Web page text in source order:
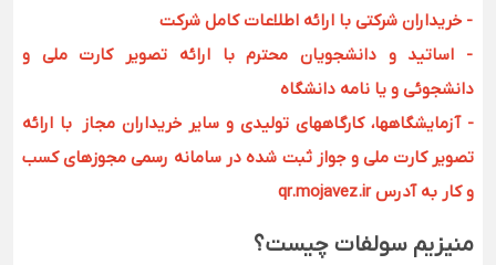
- خریداران شرکتی با ارائه اطلاعات کامل شرکت
- اساتید و دانشجویان محترم با ارائه تصویر کارت ملی و
دانشجوئی و یا نامه دانشگاه
- آزمایشگاهها، کارگاههای تولیدی و سایر خریداران مجاز با ارائه
تصویر کارت ملی و جواز ثبت شده در سامانه رسمی مجوزهای کسب
و کار به آدرس qr.mojavez.ir
منیزیم سولفات چیست؟